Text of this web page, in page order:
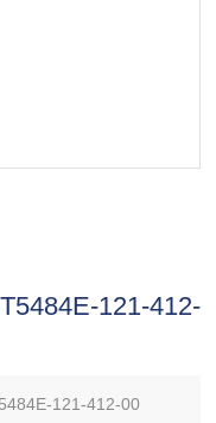
121-412-
121-412-00